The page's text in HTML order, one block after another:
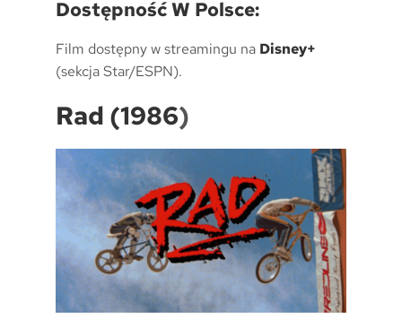
Dostępność W Polsce:
Film dostępny w streamingu na Disney+
(sekcja Star/ESPN).
Rad (1986)